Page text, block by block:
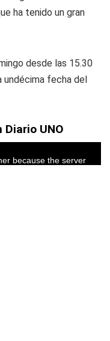
ha tenido un gran
desde las 15.30
undécima fecha del
UNO